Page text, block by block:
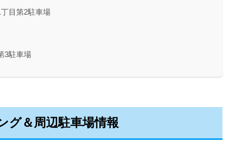
目第2駐車場
3駐車場
グ＆周辺駐車場情報